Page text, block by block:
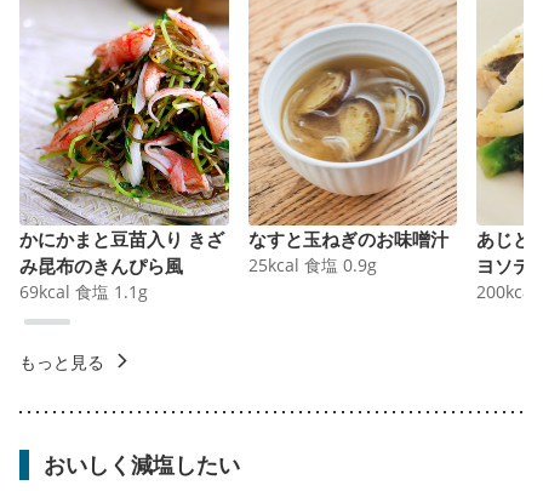
かにかまと豆苗入り きざ
み昆布のきんぴら風
69kcal 食塩 1.1 g
なすと玉ねぎのお味噌汁
25kcal 食塩 0.9g
あじと
ヨソテ
200kcal
もっと見る
おいしく減塩したい